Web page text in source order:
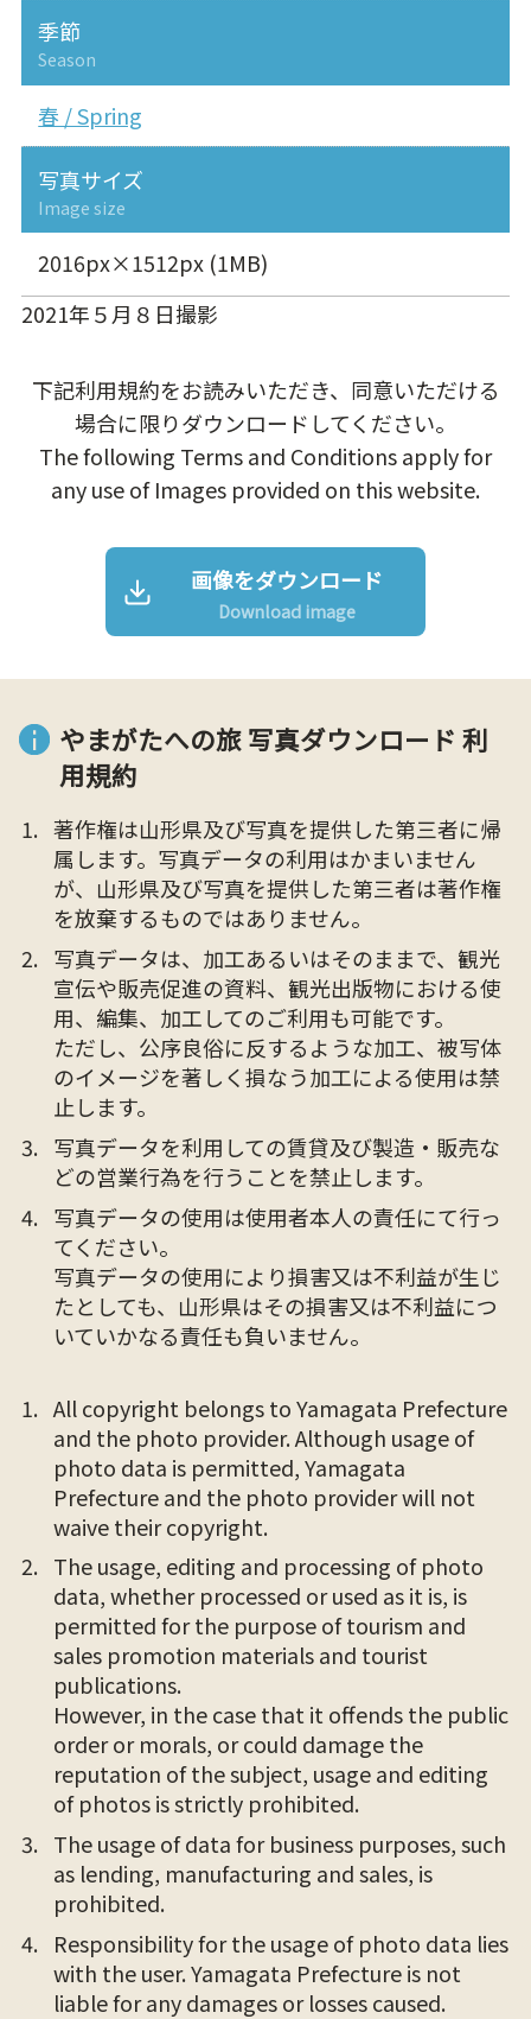
季節
Season
春 / Spring
写真サイズ
Image size
2016px×1512px (1MB)
2021年５月８日撮影
下記利用規約をお読みいただき、同意いただける
場合に限りダウンロードしてください。
The following Terms and Conditions apply for
any use of Images provided on this website.
画像をダウンロード
Download image
やまがたへの旅 写真ダウンロード 利
用規約
著作権は山形県及び写真を提供した第三者に帰
属します。写真データの利用はかまいません
が、山形県及び写真を提供した第三者は著作権
を放棄するものではありません。
写真データは、加工あるいはそのままで、観光
宣伝や販売促進の資料、観光出版物における使
用、編集、加工してのご利用も可能です。
ただし、公序良俗に反するような加工、被写体
のイメージを著しく損なう加工による使用は禁
止します。
写真データを利用しての賃貸及び製造・販売な
どの営業行為を行うことを禁止します。
写真データの使用は使用者本人の責任にて行っ
てください。
写真データの使用により損害又は不利益が生じ
たとしても、山形県はその損害又は不利益につ
いていかなる責任も負いません。
All copyright belongs to Yamagata Prefecture
and the photo provider. Although usage of
photo data is permitted, Yamagata
Prefecture and the photo provider will not
waive their copyright.
The usage, editing and processing of photo
data, whether processed or used as it is, is
permitted for the purpose of tourism and
sales promotion materials and tourist
publications.
However, in the case that it offends the public
order or morals, or could damage the
reputation of the subject, usage and editing
of photos is strictly prohibited.
The usage of data for business purposes, such
as lending, manufacturing and sales, is
prohibited.
Responsibility for the usage of photo data lies
with the user. Yamagata Prefecture is not
liable for any damages or losses caused.